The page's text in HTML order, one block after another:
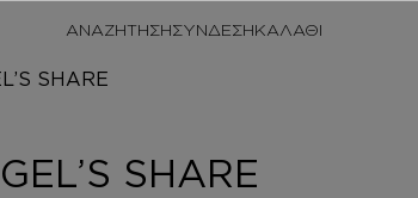
ΑΝΑΖΗΤΗΣΗΣΥΝΔΕΣΗ
SHARE